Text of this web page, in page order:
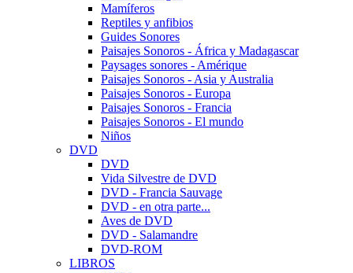
Mamíferos
Reptiles y anfibios
Guides Sonores
Paisajes Sonoros - África y Madagascar
Paysages sonores - Amérique
Paisajes Sonoros - Asia y Australia
Paisajes Sonoros - Europa
Paisajes Sonoros - Francia
Paisajes Sonoros - El mundo
Niños
DVD
DVD
Vida Silvestre de DVD
DVD - Francia Sauvage
DVD - en otra parte...
Aves de DVD
DVD - Salamandre
DVD-ROM
LIBROS